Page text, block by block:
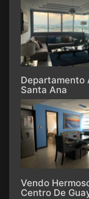
Departamento
Santa Ana
Vendo
Centro De